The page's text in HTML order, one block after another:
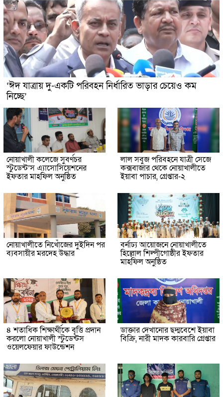
‘ঈদ যাত্রায় দু-একটি পরিবহন নির্ধারিত ভাড়ার চেয়েও কম
নিচ্ছে’
নোয়াখালী কলেজে সুবর্ণচর
স্টুডেন্ট’স এ্যাসোসিয়েশনের
ইফতার মাহফিল অনুষ্ঠিত
লাল সবুজ পরিবহনে যাত্রী সেজে
কক্সবাজার থেকে নোয়াখালীতে
ইয়াবা পাচার, গ্রেপ্তার-২
নোয়াখালীতে নিখোঁজের দুইদিন পর
ব্যবসায়ীর মরদেহ উদ্ধার
বর্নাঢ্য আয়োজনে নোয়াখালীতে
হিল্লোল শিল্পীগোষ্ঠীর ইফতার
মাহফিল অনুষ্ঠিত
৪ শতাধিক শিক্ষার্থীকে বৃত্তি প্রদান
করলো নোয়াখালী স্টুডেন্টস
ওয়েলফেয়ার ফাউন্ডেশন
ডাক্তার দেখানোর ছদ্মবেশে ইয়াবা
বিক্রি, নারী মাদক কারবারি গ্রেপ্তার